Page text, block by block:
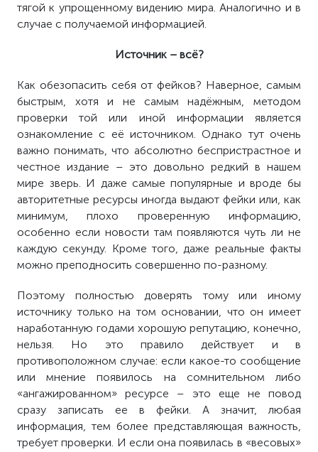
тягой к упрощенному видению мира. Аналогично и в
случае с получаемой информацией.
Источник – всё?
Как обезопасить себя от фейков? Наверное, самым
быстрым, хотя и не самым надёжным, методом
проверки той или иной информации является
ознакомление с её источником. Однако тут очень
важно понимать, что абсолютно беспристрастное и
честное издание – это довольно редкий в нашем
мире зверь. И даже самые популярные и вроде бы
авторитетные ресурсы иногда выдают фейки или, как
минимум, плохо проверенную информацию,
особенно если новости там появляются чуть ли не
каждую секунду. Кроме того, даже реальные факты
можно преподносить совершенно по-разному.
Поэтому полностью доверять тому или иному
источнику только на том основании, что он имеет
наработанную годами хорошую репутацию, конечно,
нельзя. Но это правило действует и в
противоположном случае: если какое-то сообщение
или мнение появилось на сомнительном либо
«ангажированном» ресурсе – это еще не повод
сразу записать ее в фейки. А значит, любая
информация, тем более представляющая важность,
требует проверки. И если она появилась в «весовых»